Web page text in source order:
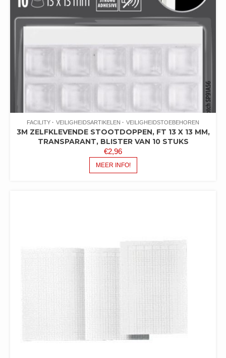
FACILITY VEILIGHEIDSARTIKELEN VEILIGHEIDSTOEBEHOREN
3M ZELFKLEVENDE STOOTDOPPEN, FT 13 X 13 MM,
TRANSPARANT, BLISTER VAN 10 STUKS
€2,96
MEER INFO!